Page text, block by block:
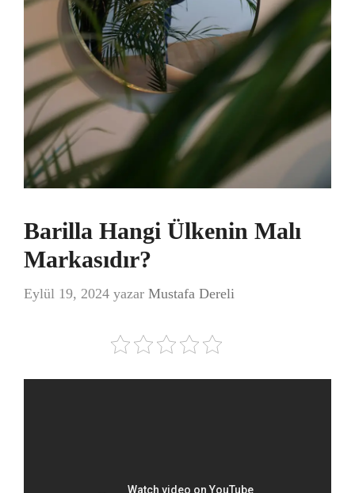
Barilla Hangi Ülkenin Malı
Markasıdır?
Eylül 19, 2024 yazar Mustafa Dereli